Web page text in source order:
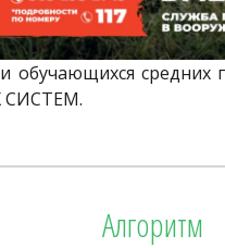
СИСТЕМ.
Алгоритм